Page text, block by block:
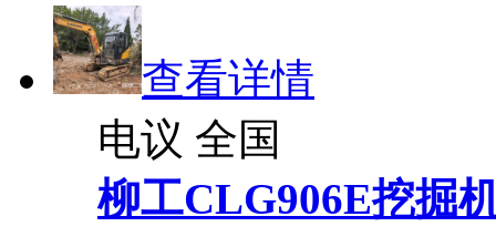
查看详情
电议 全国
柳工CLG906E挖掘